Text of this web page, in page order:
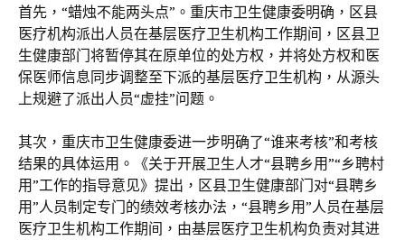
首先，“蜡烛不能两头点”。重庆市卫生健康委明确，区县
医疗机构派出人员在基层医疗卫生机构工作期间，区县卫
生健康部门将暂停其在原单位的处方权，并将处方权和医
保医师信息同步调整至下派的基层医疗卫生机构，从源头
上规避了派出人员“虚挂”问题。
其次，重庆市卫生健康委进一步明确了“谁来考核”和考核
结果的具体运用。《关于开展卫生人才“县聘乡用”“乡聘村
用”工作的指导意见》提出，区县卫生健康部门对“县聘乡
用”人员制定专门的绩效考核办法，“县聘乡用”人员在基层
医疗卫生机构工作期间，由基层医疗卫生机构负责对其进